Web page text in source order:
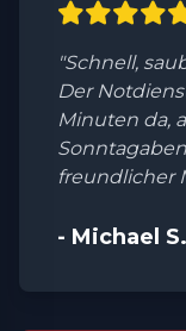
"Schnell,
Der
Minuten da,
freundlicher
- Michael S.